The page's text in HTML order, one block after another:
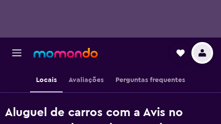
Locais Avaliações Perguntas frequentes
Aluguel de carros com a Avis no